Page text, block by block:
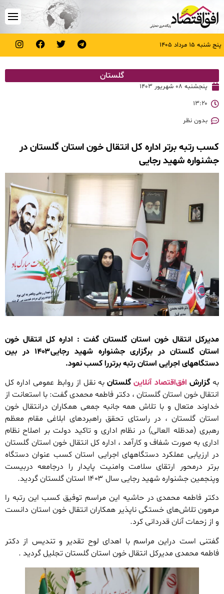
پنج شنبه ۱۵ مرداد ۱۴۰۵
گلستان
پنجشنبه ۰۸ شهریور ۱۴۰۳
۱۳:۲۰
بدون نظر
کسب رتبه برتر اداره کل انتقال خون استان گلستان در
جشنواره شهید رجایی
مدیرکل انتقال خون استان گلستان گفت : اداره کل انتقال خون
استان گلستان در برگزاری جشنواره شهید رجایی١۴۰۳ در بین
دستگاههای اجرایی استان رتبه برتررا کسب نمود.
به گزارش افق‌اقتصاد آنلاینگلستانبه نقل از روابط عمومی اداره کل
انتقال خون استان گلستان ، دکتر فاطمه محمدی گفت: با استعانت از
خداوند متعال و با تلاش همه جانبه جمعی همکاران درانتقال خون
استان گلستان ، در راستای تحقق راهبردهای ابلاغی مقام معظم
رهبری (مدظله العالی) در نظام اداری و تاکید دولت بر اصلاح نظام
اداری به صورت شفاف و کارآمد ، اداره کل انتقال خون استان گلستان
در ارزیابی عملکرد دستگاههای اجرایی استان کسب عنوان دستگاه
برتر درمحور ارتقای سلامت وامنیت پایدار را درجامعه دربیست
وپنجمین جشنواره شهید رجایی سال ۱۴۰۳ استان گلستان گردید.
دکتر فاطمه محمدی در حاشیه این مراسم توفیق کسب این رتبه را
مرهون تلاش‌های خستگی ناپذیر همکاران انتقال خون استان دانست
و از زحمات آنان قدردانی کرد.
گفتنی است دراین مراسم با اهدای لوح تقدیر و تندیس از دکتر
فاطمه محمدی مدیرکل انتقال خون استان گلستان تجلیل گردید .